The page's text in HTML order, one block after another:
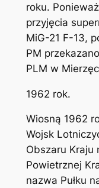
roku.
przyjęcia
MiG-21 F-13,
PM
PLM w
1962 rok.
Wiosną 1962
Wojsk
Obszaru Kraju
Powietrznej
nazwa Pułku